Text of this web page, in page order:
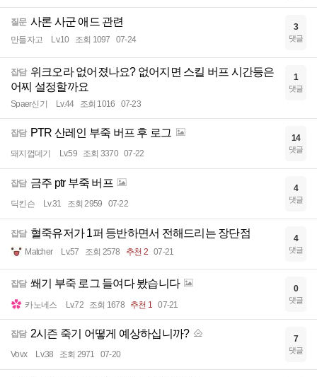
질문 사론 사군 애드 관련
만들자고 Lv.10 조회 1097 07-24
3
댓글
잡담 위크오라 없어졌나요? 없어지면 스킬 버프 시간등은
어찌 설정할까요
Spaer신기 Lv.44 조회 1016 07-23
1
댓글
잡담 PTR 산레인 부죽 버프 후 로그
돼지껍데기 Lv.59 조회 3370 07-22
14
댓글
잡담 금주 ptr 부죽 버프
딕킨슨 Lv.31 조회 2959 07-22
4
댓글
잡담 혈죽유저가 1퍼 등반하면서 전해드리는 장단점
Matcher Lv.57 조회 2578 추천 2 07-21
4
댓글
잡담 쐐기 부죽 로그 들여다 봤습니다
카노네스 Lv.72 조회 1678 추천 1 07-21
0
댓글
잡담 2시즌 죽기 어떻게 예상하십니까?
Vovx Lv.38 조회 2971 07-20
7
댓글